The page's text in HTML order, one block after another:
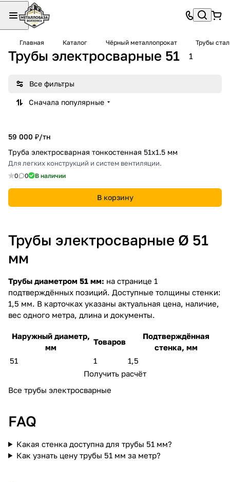
Главная Каталог Чёрный металлопрокат Трубы
Трубы электросварные 51 1
Все фильтры
Сначала популярные
59 000 ₽/тн
Труба электросварная тонкостенная 51х1.5 мм
Для легких конструкций и систем вентиляции.
0 0 В наличии
В корзину
Трубы электросварные Ø 51
мм
Трубы диаметром 51 мм: на странице 1
подтверждённых позиций. Доступные толщины стенки:
1,5 мм. В карточках указаны актуальная цена, наличие,
вес одного метра, длина и документы.
Наружный диаметр,
мм
Товаров
Подтверждённая
стенка, мм
51
1
1,5
Получить расчёт
Все трубы электросварные
FAQ
Какая стенка доступна для трубы 51 мм?
Как узнать цену трубы 51 мм за метр?